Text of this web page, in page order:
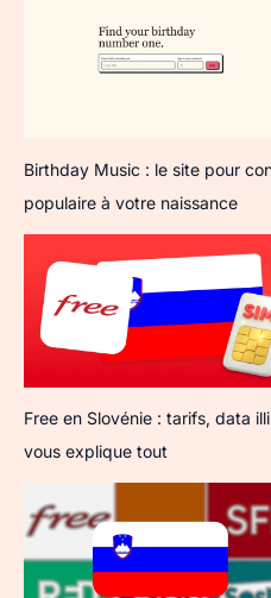
Birthday Music : le site pour
populaire à votre naissance
Free en Slovénie : tarifs, data
vous explique tout